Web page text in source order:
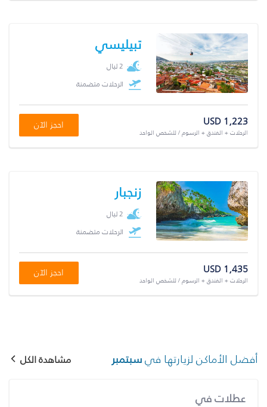
تبيليسي
2 ليال
الرحلات متضمنة
USD 1,223
الرحلات + الفندق + الرسوم / للشخص الواحد
احجز الآن
زنجبار
2 ليال
الرحلات متضمنة
USD 1,435
الرحلات + الفندق + الرسوم / للشخص الواحد
احجز الآن
أفضل الأماكن لزيارتها فيسبتمبر مشاهدة الكل
عطلات في